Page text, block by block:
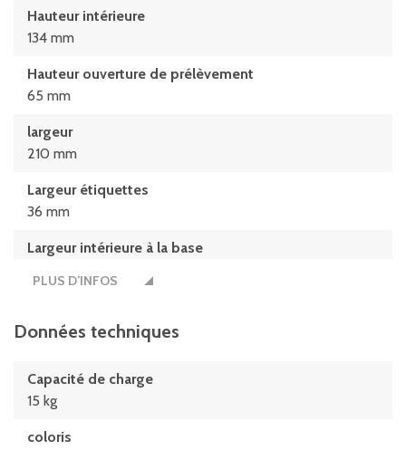
Hauteur intérieure
134 mm
Hauteur ouverture de prélèvement
65 mm
largeur
210 mm
Largeur étiquettes
36 mm
Largeur intérieure à la base
186 mm
163 mm
350 mm
PLUS D’INFOS
Données techniques
Capacité de charge
15 kg
coloris